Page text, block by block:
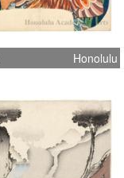
Honolulu